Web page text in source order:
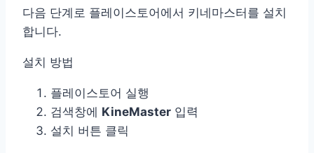
다음 단계로 플레이스토어에서 키네마스터를 설치
합니다.
설치 방법
플레이스토어 실행
검색창에 KineMaster 입력
설치 버튼 클릭